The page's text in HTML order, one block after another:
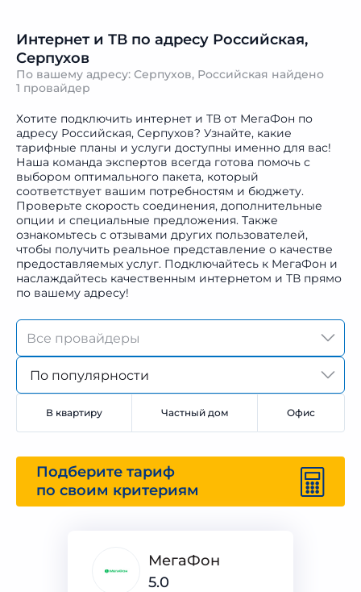
Интернет и ТВ по адресу Российская,
Серпухов
По вашему адресу: Серпухов, Российская найдено
1 провайдер
Хотите подключить интернет и ТВ от МегаФон по
адресу Российская, Серпухов? Узнайте, какие
тарифные планы и услуги доступны именно для вас!
Наша команда экспертов всегда готова помочь с
выбором оптимального пакета, который
соответствует вашим потребностям и бюджету.
Проверьте скорость соединения, дополнительные
опции и специальные предложения. Также
ознакомьтесь с отзывами других пользователей,
чтобы получить реальное представление о качестве
предоставляемых услуг. Подключайтесь к МегаФон и
наслаждайтесь качественным интернетом и ТВ прямо
по вашему адресу!
По популярности
В квартиру Частный дом Офис
Подберите тариф
по своим критериям
МегаФон
5.0